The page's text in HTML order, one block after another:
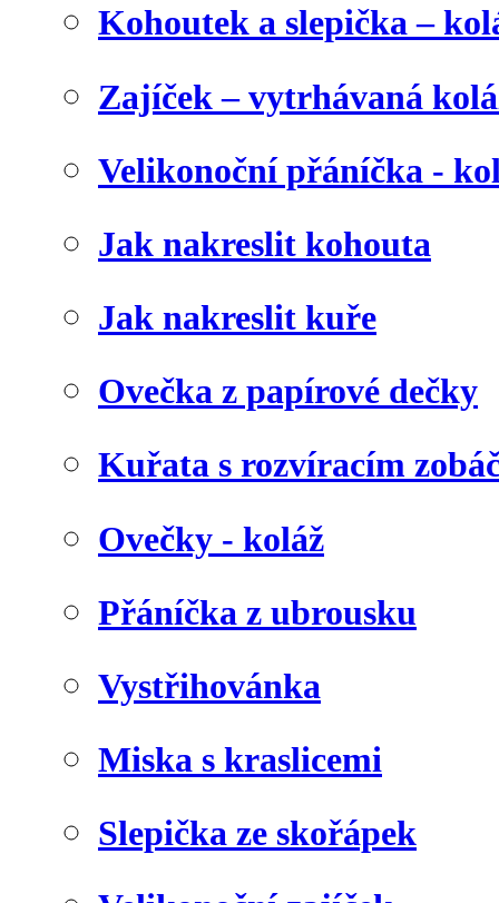
Kohoutek a slepička –
Zajíček – vytrhávaná
Velikonoční přáníčka -
Jak nakreslit kohouta
Jak nakreslit kuře
Ovečka z papírové dečky
Kuřata s rozvíracím
Ovečky - koláž
Přáníčka z ubrousku
Vystřihovánka
Miska s kraslicemi
Slepička ze skořápek